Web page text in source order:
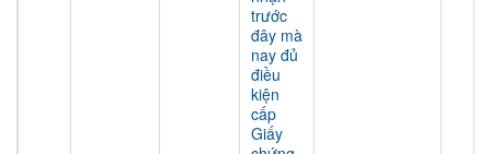
trước
đây mà
nay đủ
điều
kiện
cấp
Giấy